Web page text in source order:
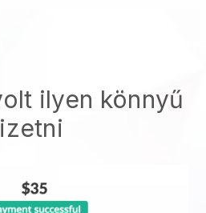
ilyen könnyű